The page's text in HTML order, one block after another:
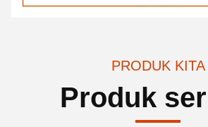
PRODUK KITA
Produk